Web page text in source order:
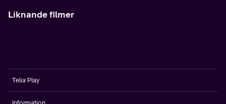
Liknande filmer
Telia Play